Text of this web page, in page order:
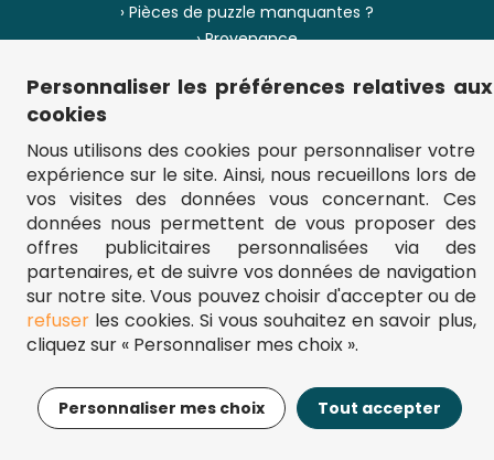
24,95€ Ajouter au panier
› Pièces de puzzle manquantes ?
› Provenance
› Plan du site
** Frais d'envoi = 6,95 € (France) / gratuit à partir de 45 €.
fou-de-puzzle.com : le site référence pour acheter des puzzles de
qualité à bon prix.
© Fou-de-puzzle.com 2011 - 2026
Personnaliser les préférences relatives aux
cookies
Nous utilisons des cookies pour personnaliser votre
expérience sur le site. Ainsi, nous recueillons lors de
vos visites des données vous concernant. Ces
données nous permettent de vous proposer des
offres publicitaires personnalisées via des
partenaires, et de suivre vos données de navigation
sur notre site. Vous pouvez choisir d'accepter ou de
refuserles cookies. Si vous souhaitez en savoir plus,
cliquez sur « Personnaliser mes choix ».
Personnaliser mes choix Tout accepter